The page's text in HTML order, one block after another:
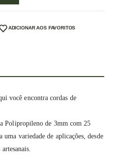
ADICIONAR AOS FAVORITOS
você encontra cordas de
Polipropileno de 3mm com 25
variedade de aplicações, desde